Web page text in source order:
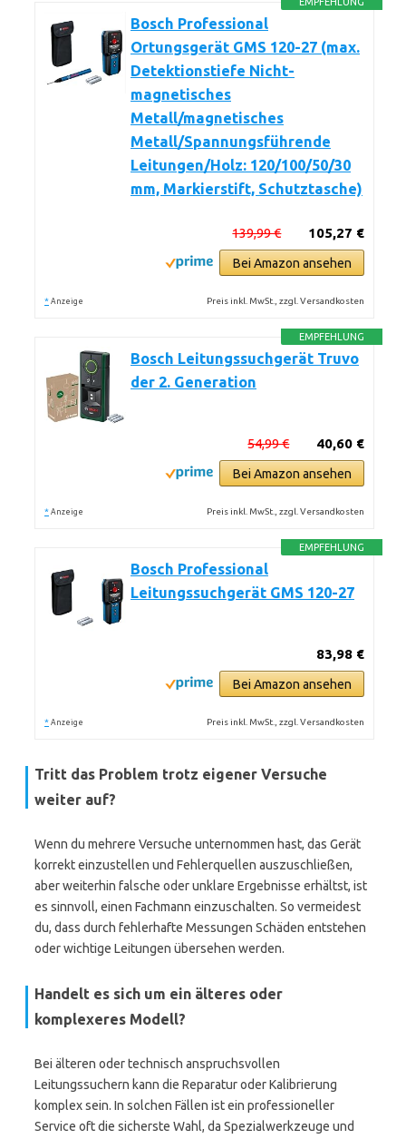
Bosch Professional
Ortungsgerät GMS 120-27 (max.
Detektionstiefe Nicht-
magnetisches
Metall/magnetisches
Metall/Spannungsführende
Leitungen/Holz: 120/100/50/30
mm, Markierstift, Schutztasche)
105,27 €
139,99 €
Bei Amazon ansehen
* Anzeige Preis inkl. MwSt., zzgl. Versandkosten
EMPFEHLUNG
Bosch Leitungssuchgerät Truvo
der 2. Generation
40,60 €
54,99 €
Bei Amazon ansehen
* Anzeige Preis inkl. MwSt., zzgl. Versandkosten
EMPFEHLUNG
Bosch Professional
Leitungssuchgerät GMS 120-27
83,98 €
Bei Amazon ansehen
* Anzeige Preis inkl. MwSt., zzgl. Versandkosten
Tritt das Problem trotz eigener Versuche
weiter auf?
Wenn du mehrere Versuche unternommen hast, das Gerät
korrekt einzustellen und Fehlerquellen auszuschließen,
aber weiterhin falsche oder unklare Ergebnisse erhältst, ist
es sinnvoll, einen Fachmann einzuschalten. So vermeidest
du, dass durch fehlerhafte Messungen Schäden entstehen
oder wichtige Leitungen übersehen werden.
Handelt es sich um ein älteres oder
komplexeres Modell?
Bei älteren oder technisch anspruchsvollen
Leitungssuchern kann die Reparatur oder Kalibrierung
komplex sein. In solchen Fällen ist ein professioneller
Service oft die sicherste Wahl, da Spezialwerkzeuge und